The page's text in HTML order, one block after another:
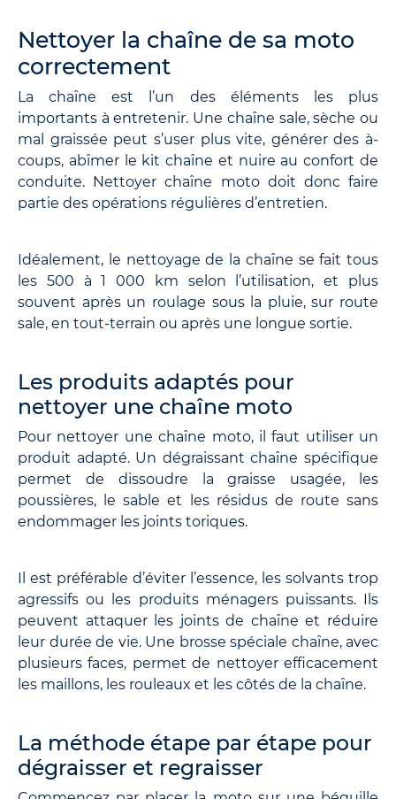
Nettoyer la chaîne de sa moto
correctement
La chaîne est l’un des éléments les plus
importants à entretenir. Une chaîne sale, sèche ou
mal graissée peut s’user plus vite, générer des à-
coups, abîmer le kit chaîne et nuire au confort de
conduite. Nettoyer chaîne moto doit donc faire
partie des opérations régulières d’entretien.
Idéalement, le nettoyage de la chaîne se fait tous
les 500 à 1 000 km selon l’utilisation, et plus
souvent après un roulage sous la pluie, sur route
sale, en tout-terrain ou après une longue sortie.
Les produits adaptés pour
nettoyer une chaîne moto
Pour nettoyer une chaîne moto, il faut utiliser un
produit adapté. Un dégraissant chaîne spécifique
permet de dissoudre la graisse usagée, les
poussières, le sable et les résidus de route sans
endommager les joints toriques.
Il est préférable d’éviter l’essence, les solvants trop
agressifs ou les produits ménagers puissants. Ils
peuvent attaquer les joints de chaîne et réduire
leur durée de vie. Une brosse spéciale chaîne, avec
plusieurs faces, permet de nettoyer efficacement
les maillons, les rouleaux et les côtés de la chaîne.
La méthode étape par étape pour
dégraisser et regraisser